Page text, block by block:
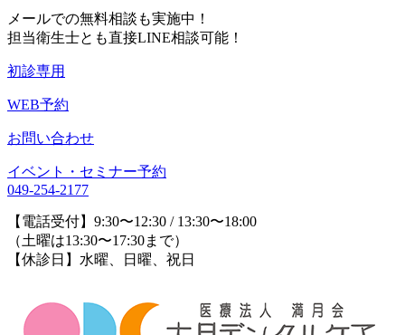
メールでの無料相談も実施中！
担当衛生士とも直接LINE相談可能！
初診専用
WEB予約
お問い合わせ
イベント・セミナー予約
049-254-2177
【電話受付】9:30〜12:30 / 13:30〜18:00
（土曜は13:30〜17:30まで）
【休診日】水曜、日曜、祝日